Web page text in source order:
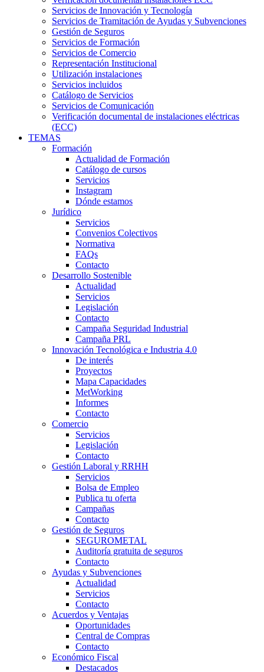
Servicios de Innovación y Tecnología
Servicios de Tramitación de Ayudas y Subvenciones
Gestión de Seguros
Servicios de Formación
Servicios de Comercio
Representación Institucional
Utilización instalaciones
Servicios incluidos
Catálogo de Servicios
Servicios de Comunicación
Verificación documental de instalaciones eléctricas
(ECC)
TEMAS
Formación
Actualidad de Formación
Catálogo de cursos
Servicios
Instagram
Dónde estamos
Jurídico
Servicios
Convenios Colectivos
Normativa
FAQs
Contacto
Desarrollo Sostenible
Actualidad
Servicios
Legislación
Contacto
Campaña Seguridad Industrial
Campaña PRL
Innovación Tecnológica e Industria 4.0
De interés
Proyectos
Mapa Capacidades
MetWorking
Informes
Contacto
Comercio
Servicios
Legislación
Contacto
Gestión Laboral y RRHH
Servicios
Bolsa de Empleo
Publica tu oferta
Campañas
Contacto
Gestión de Seguros
SEGUROMETAL
Auditoría gratuita de seguros
Contacto
Ayudas y Subvenciones
Actualidad
Servicios
Contacto
Acuerdos y Ventajas
Oportunidades
Central de Compras
Contacto
Económico Fiscal
Destacados